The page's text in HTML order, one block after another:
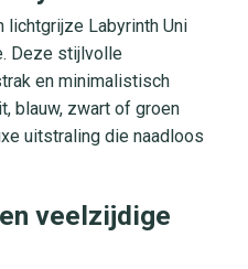
Labyrinth Uni
Deze stijlvolle
en minimalistisch
blauw, zwart of groen
uitstraling die naadloos
veelzijdige